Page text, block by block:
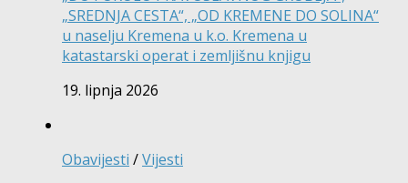
„SREDNJA CESTA“, „OD KREMENE DO SOLINA“
u naselju Kremena u k.o. Kremena u
katastarski operat i zemljišnu knjigu
19. lipnja 2026
Obavijesti /Vijesti